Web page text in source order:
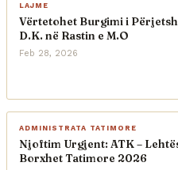
LAJME
Vërtetohet Burgimi i
D.K. në Rastin e M.O
Feb 28, 2026
ADMINISTRATA TATIMORE
Njoftim Urgjent: ATK –
Borxhet Tatimore 2026